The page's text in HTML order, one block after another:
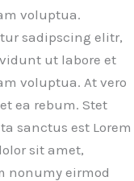
voluptua.
sadipscing elitr,
ut labore et
voluptua. At vero
ea rebum. Stet
sanctus est Lorem
sit amet,
nonumy eirmod